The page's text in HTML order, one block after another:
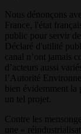
Nous dénonçons
France, l'état
public pour servir
Déclaré d'utilité
canal n’ont jamais
d’acteurs aussi
l’Autorité
bien évidemment la
un tel projet.
Contre les
une «